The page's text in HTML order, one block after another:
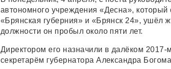
автономного учреждения «Десна»,
«Брянская губерния» и «Брянск 24», ушёл
должности он пробыл около пяти лет.
Директором его назначили в далёком 2017-
секретарём губернатора Александра